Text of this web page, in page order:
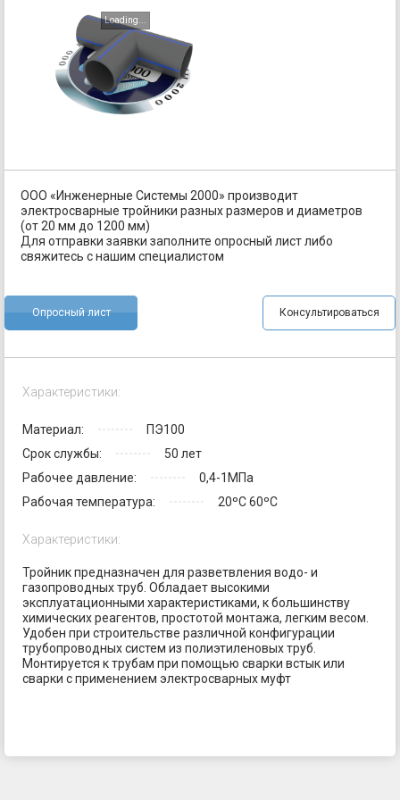
Loading...
ООО «Инженерные Системы 2000» производит
электросварные тройники разных размеров и диаметров
(от 20 мм до 1200 мм)
Для отправки заявки заполните опросный лист либо
свяжитесь с нашим специалистом
Опросный лист Консультироваться
Характеристики:
Материал:
ПЭ100
Срок службы:
50 лет
Рабочее давление:
0,4-1МПа
Рабочая температура:
20ºС 60ºС
Характеристики:
Тройник предназначен для разветвления водо- и
газопроводных труб. Обладает высокими
эксплуатационными характеристиками, к большинству
химических реагентов, простотой монтажа, легким весом.
Удобен при строительстве различной конфигурации
трубопроводных систем из полиэтиленовых труб.
Монтируется к трубам при помощью сварки встык или
сварки с применением электросварных муфт